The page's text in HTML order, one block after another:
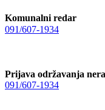
Komunalni redar
091/607-1934
Prijava održavanja
091/607-1934